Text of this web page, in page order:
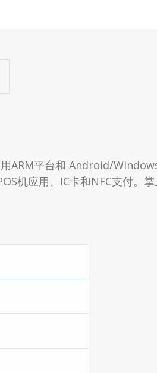
ARM平台和 Android/
机应用、IC卡和NFC支付。